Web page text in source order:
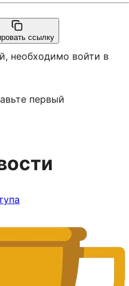
ссылку
необходимо войти в
первый